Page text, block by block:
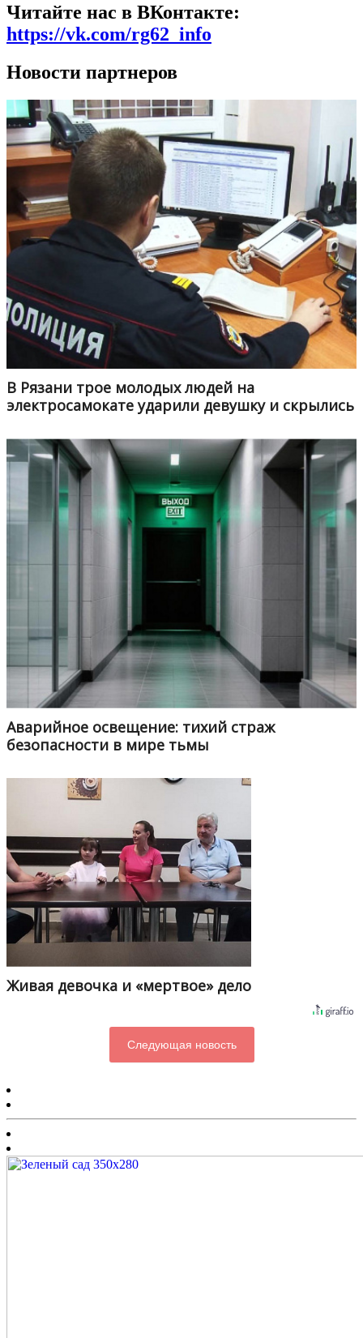
Читайте нас в ВКонтакте:
https://vk.com/rg62_info
Новости партнеров
В Рязани трое молодых людей на
электросамокате ударили девушку и скрылись
Аварийное освещение: тихий страж
безопасности в мире тьмы
Живая девочка и «мертвое» дело
Следующая новость